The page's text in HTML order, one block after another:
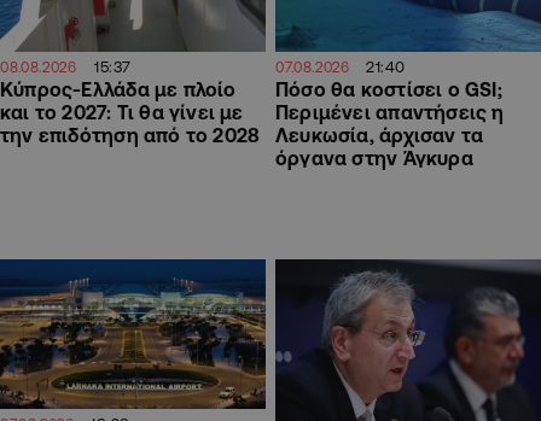
08.08.2026 15:37
Κύπρος-Ελλάδα με πλοίο
και το 2027: Τι θα γίνει με
την επιδότηση από το 2028
07.08.2026 21:40
Πόσο θα κοστίσει ο GSI;
Περιμένει απαντήσεις η
Λευκωσία, άρχισαν τα
όργανα στην Άγκυρα